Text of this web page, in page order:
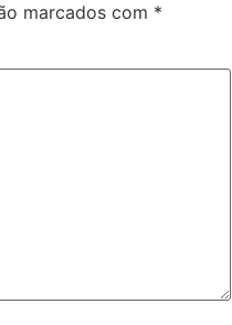
marcados com *